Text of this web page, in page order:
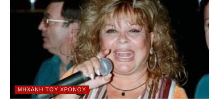
ΜΗΧΑΝΉ ΤΟΥ ΧΡΌΝΟΥ